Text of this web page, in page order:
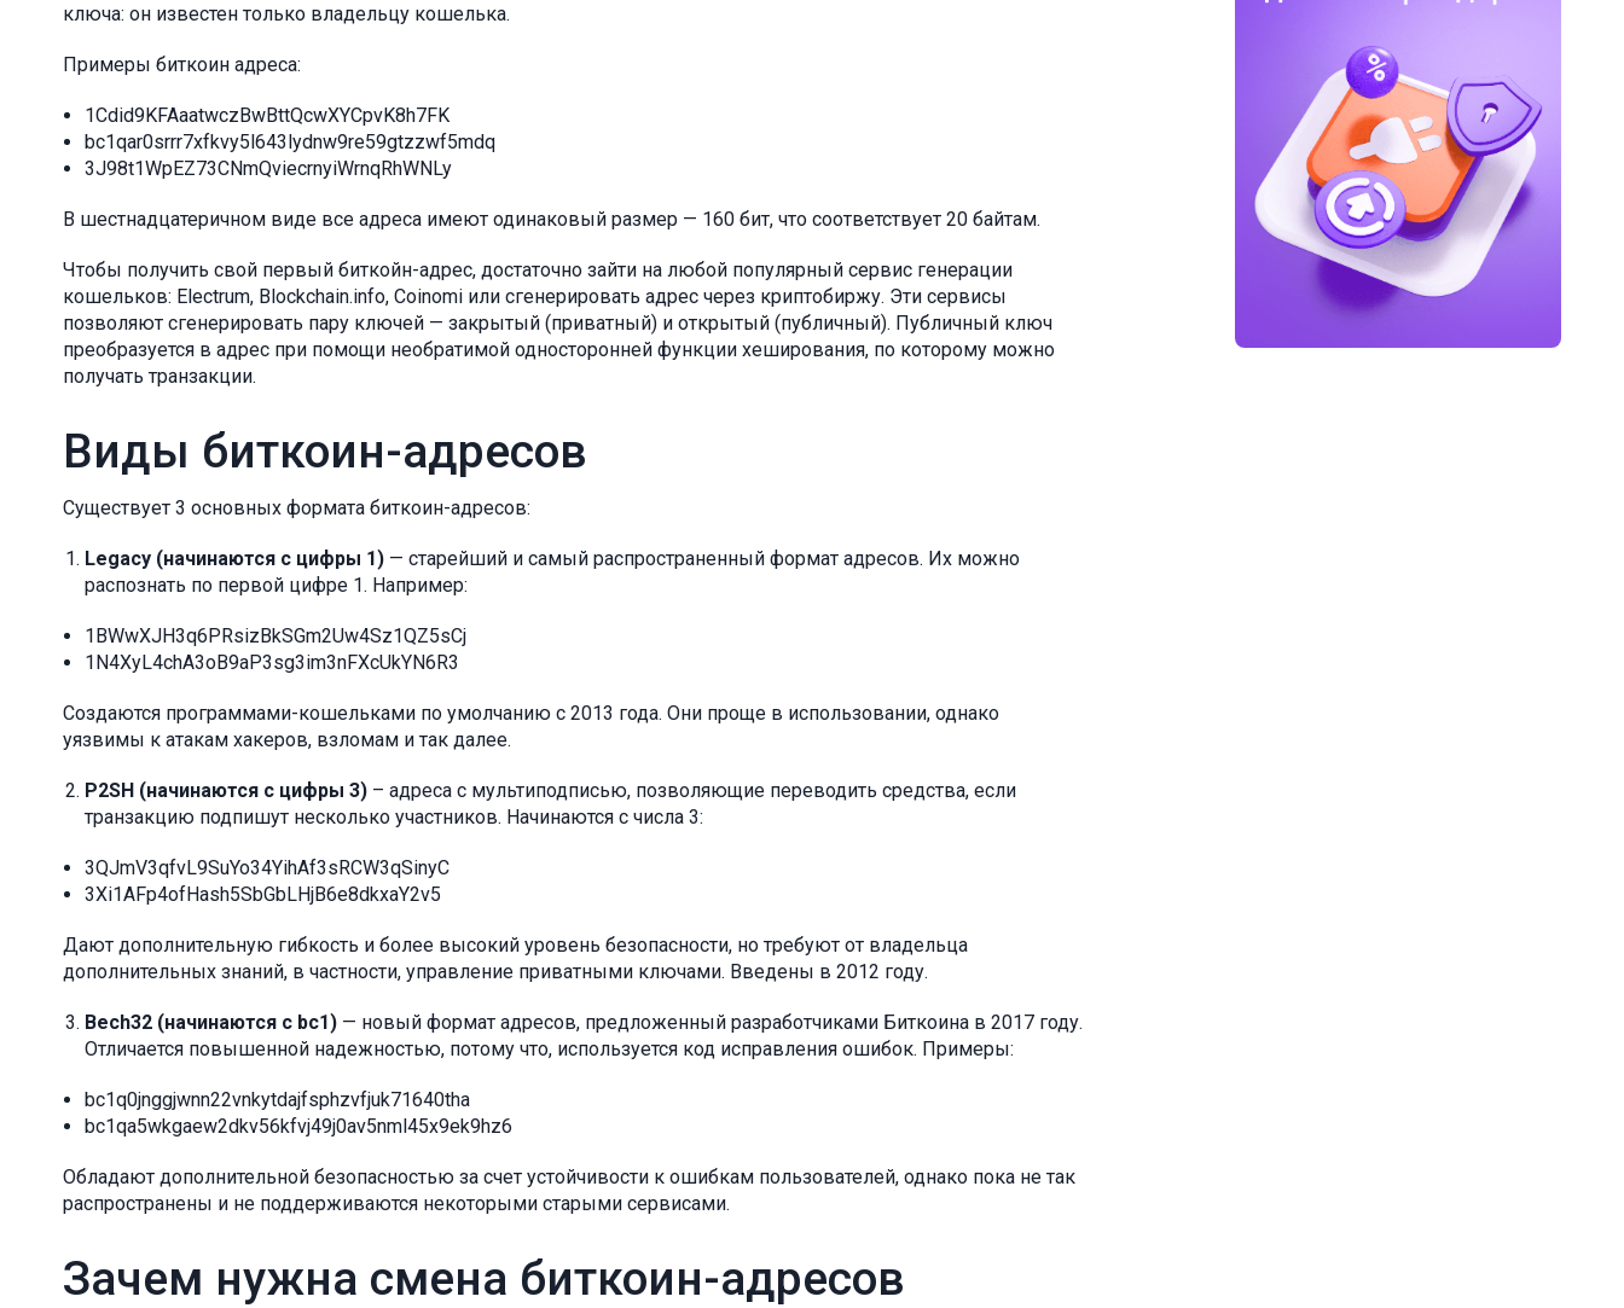
ключа: он известен только владельцу кошелька.
Примеры биткоин адреса:
1Cdid9KFAaatwczBwBttQcwXYCpvK8h7FK
bc1qar0srrr7xfkvy5l643lydnw9re59gtzzwf5mdq
3J98t1WpEZ73CNmQviecrnyiWrnqRhWNLy
В шестнадцатеричном виде все адреса имеют одинаковый размер — 160 бит, что соответствует 20 байтам.
Чтобы получить свой первый биткойн-адрес, достаточно зайти на любой популярный сервис генерации
кошельков: Electrum, Blockchain.info, Coinomi или сгенерировать адрес через криптобиржу. Эти сервисы
позволяют сгенерировать пару ключей — закрытый (приватный) и открытый (публичный). Публичный ключ
преобразуется в адрес при помощи необратимой односторонней функции хеширования, по которому можно
получать транзакции.
Виды биткоин-адресов
Существует 3 основных формата биткоин-адресов:
Legacy (начинаются с цифры 1) — старейший и самый распространенный формат адресов. Их можно
распознать по первой цифре 1. Например:
1BWwXJH3q6PRsizBkSGm2Uw4Sz1QZ5sCj
1N4XyL4chA3oB9aP3sg3im3nFXcUkYN6R3
Создаются программами-кошельками по умолчанию с 2013 года. Они проще в использовании, однако
уязвимы к атакам хакеров, взломам и так далее.
P2SH (начинаются с цифры 3) – адреса с мультиподписью, позволяющие переводить средства, если
транзакцию подпишут несколько участников. Начинаются с числа 3:
3QJmV3qfvL9SuYo34YihAf3sRCW3qSinyC
3Xi1AFp4ofHash5SbGbLHjB6e8dkxaY2v5
Дают дополнительную гибкость и более высокий уровень безопасности, но требуют от владельца
дополнительных знаний, в частности, управление приватными ключами. Введены в 2012 году.
Bech32 (начинаются с bc1) — новый формат адресов, предложенный разработчиками Биткоина в 2017 году.
Отличается повышенной надежностью, потому что, используется код исправления ошибок. Примеры:
bc1q0jnggjwnn22vnkytdajfsphzvfjuk71640tha
bc1qa5wkgaew2dkv56kfvj49j0av5nml45x9ek9hz6
Обладают дополнительной безопасностью за счет устойчивости к ошибкам пользователей, однако пока не так
распространены и не поддерживаются некоторыми старыми сервисами.
Зачем нужна смена биткоин-адресов